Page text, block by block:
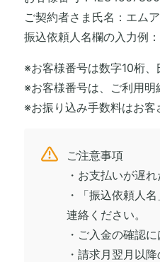
ご契約者さま氏名：エム
振込依頼人名欄の入力例
※お客様番号は数字10桁、
※お客様番号は、ご利用明
※お振り込み手数料はお客
ご注意事項
・お支払いが遅
・「振込依頼人
連絡ください。
・ご入金の確認
・請求月翌月以